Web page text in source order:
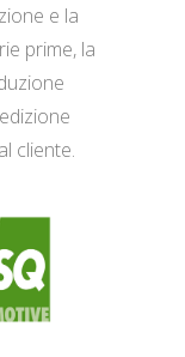
e la
prime, la
cliente.